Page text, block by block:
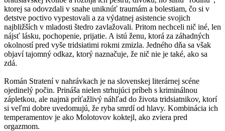
ktorej sa odovzdali v snahe uniknúť traumám a bolestiam, čo si v
detstve poctivo vypestovali a za výdatnej asistencie svojich
najbližších v mladosti štedro zavlažovali. Pritom nechceli nič iné, len
nájsť lásku, pochopenie, prijatie. A istú ženu, ktorá za záhadných
okolností pred vyše tridsiatimi rokmi zmizla. Jedného dňa sa však
objaví tajomný odkaz, ktorý naznačuje, že nič nie je také, ako sa
zdá.
Román Stratení v nahrávkach je na slovenskej literárnej scéne
ojedinelý počin. Prináša nielen strhujúci príbeh s kriminálnou
zápletkou, ale najmä príťažlivý náhľad do života tridsiatnikov, ktorí
si veľmi dobre uvedomujú, že ryba smrdí od hlavy. Kombinácia ich
temperamentov je ako Molotovov koktejl, ako zviera pred
orgazmom.